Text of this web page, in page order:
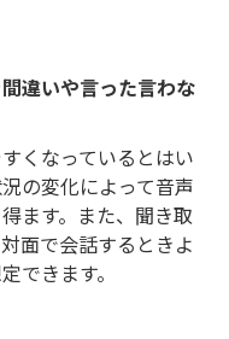
違いや言った言わな
くなっているとはい
の変化によって音声
ます。また、聞き取
面で会話するときよ
できます。